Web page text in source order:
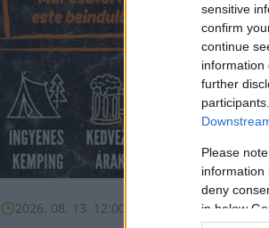
sensitive
confirm
continue
information
further
Please
information
deny
in below
2026. 08. 13. 12:00 - 2026. 08. 16. 10:00